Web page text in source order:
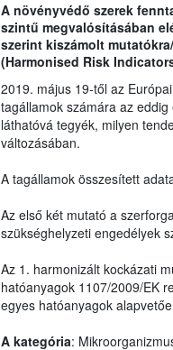
A növényvédő szerek
szintű megvalósításában
szerint kiszámolt
(Harmonised Risk
2019. május 19-től az
tagállamok számára az
láthatóvá tegyék, milyen
változásában.
A tagállamok összesített
Az első két mutató a
szükséghelyzeti engedélyek
Az 1. harmonizált kockázati
hatóanyagok 1107/2009/EK
egyes hatóanyagok
A kategória: